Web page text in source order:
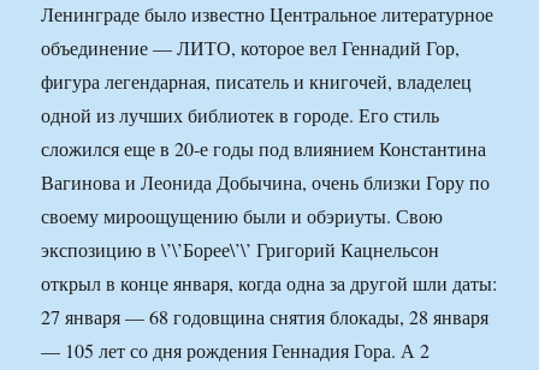
Ленинграде было известно Центральное литературное
объединение — ЛИТО, которое вел Геннадий Гор,
фигура легендарная, писатель и книгочей, владелец
одной из лучших библиотек в городе. Его стиль
сложился еще в 20-е годы под влиянием Константина
Вагинова и Леонида Добычина, очень близки Гору по
своему мироощущению были и обэриуты. Свою
экспозицию в \’\’Борее\’\’ Григорий Кацнельсон
открыл в конце января, когда одна за другой шли даты:
27 января — 68 годовщина снятия блокады, 28 января
— 105 лет со дня рождения Геннадия Гора. А 2